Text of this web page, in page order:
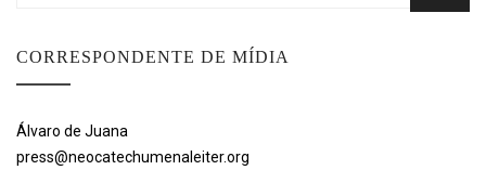
CORRESPONDENTE DE MÍDIA
Álvaro de Juana
press@neocatechumenaleiter.org